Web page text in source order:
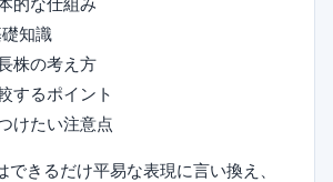
知識
株の考え方
するポイント
けたい注意点
できるだけ平易な表現に言い換え、